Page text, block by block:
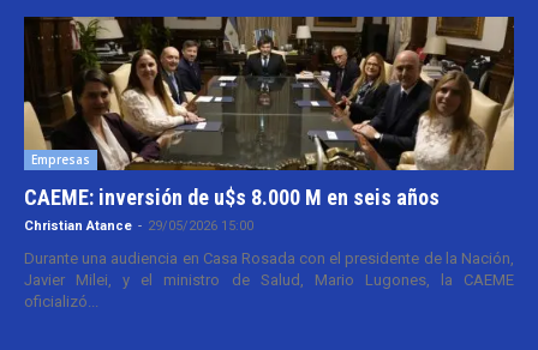
Empresas
CAEME: inversión de u$s 8.000 M en seis años
Christian Atance - 29/05/2026 15:00
Durante una audiencia en Casa Rosada con el presidente de la Nación,
Javier Milei, y el ministro de Salud, Mario Lugones, la CAEME
oficializó...